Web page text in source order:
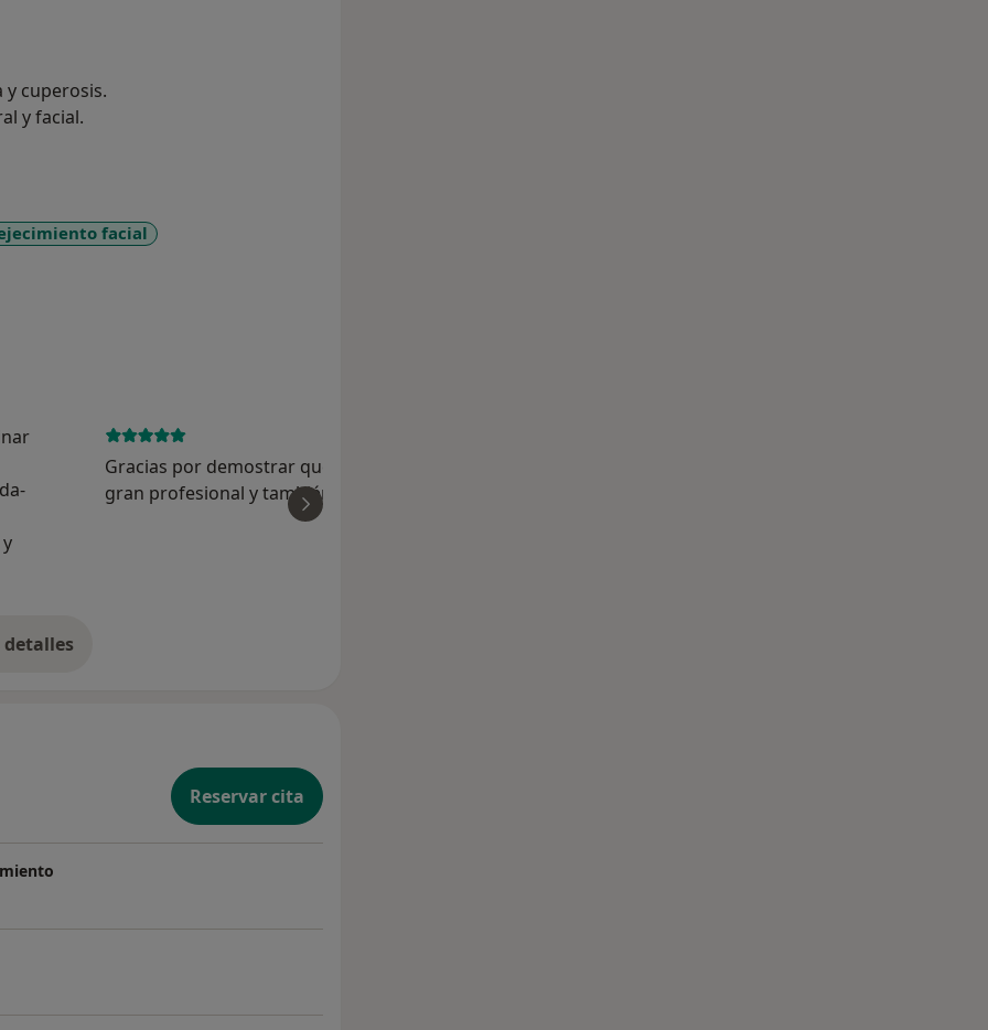
y cuperosis.
y facial.
facial
Gracias por demostrar que se puede ser una
gran profesional y también tener el lado humano
respondiendo con simplicidad a todas las
la experiencia
Reservar cita